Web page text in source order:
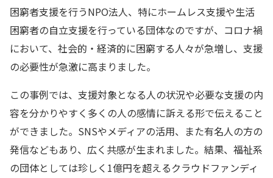
困窮者支援を行うNPO法人、特にホームレス支援や生活
困窮者の自立支援を行っている団体なのですが、コロナ禍
において、社会的・経済的に困窮する人々が急増し、支援
の必要性が急激に高まりました。
この事例では、支援対象となる人の状況や必要な支援の内
容を分かりやすく多くの人の感情に訴える形で伝えること
ができました。SNSやメディアの活用、また有名人の方の
発信などもあり、広く共感が生まれました。結果、福祉系
の団体としては珍しく1億円を超えるクラウドファンディ